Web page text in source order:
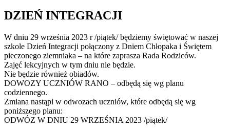
DZIEŃ INTEGRACJI
W dniu 29 września 2023 r /piątek/ będziemy świętować w naszej
szkole Dzień Integracji połączony z Dniem Chłopaka i Świętem
pieczonego ziemniaka – na które zaprasza Rada Rodziców.
Zajęć lekcyjnych w tym dniu nie będzie.
Nie będzie również obiadów.
DOWOZY UCZNIÓW RANO – odbędą się wg planu
codziennego.
Zmiana nastąpi w odwozach uczniów, które odbędą się wg
poniższego planu:
ODWÓZ W DNIU 29 WRZEŚNIA 2023 /piątek/